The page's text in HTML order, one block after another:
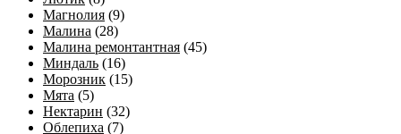
Магнолия (9)
Малина (28)
Малина ремонтантная (45)
Миндаль (16)
Морозник (15)
Мята (5)
Нектарин (32)
Облепиха (7)